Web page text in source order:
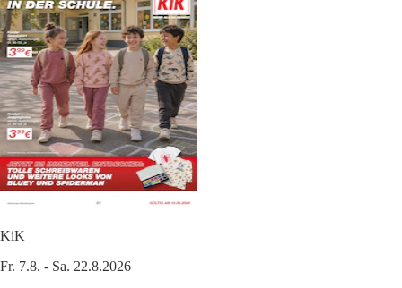
KiK
Fr. 7.8. - Sa. 22.8.2026